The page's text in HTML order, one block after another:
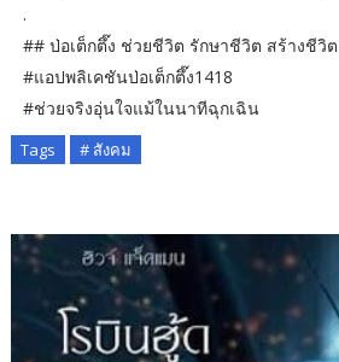
.
## ป่อเต็กตึ๊ง ช่วยชีวิต รักษาชีวิต สร้างชีวิ
#แอปพลิเคชันป่อเต็กตึ๊ง1418
#ช่วยจริงอุ่นใจแม้ในนาทีฉุกเฉิน
Tags # สังคม